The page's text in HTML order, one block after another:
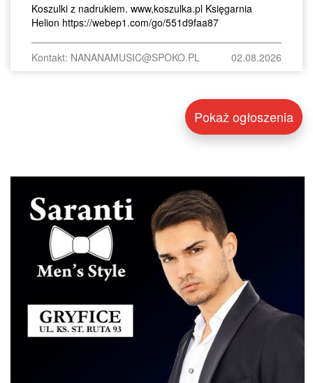
Koszulki z nadrukiem. www,koszulka.pl Księgarnia
Helion https://webep1.com/go/551d9faa87
Kontakt: NANANAMUSIC@SPOKO.PL 02.08.2026
Pokaż ogłoszenia